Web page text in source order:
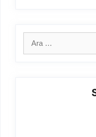
için
ara